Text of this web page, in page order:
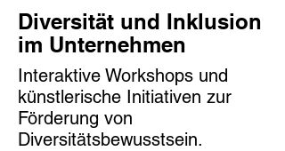
Diversität und Inklusion
im Unternehmen
Interaktive Workshops und
künstlerische Initiativen zur
Förderung von
Diversitätsbewusstsein.